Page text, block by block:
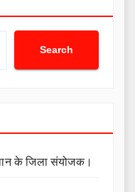
Search
के जिला संयोजक।